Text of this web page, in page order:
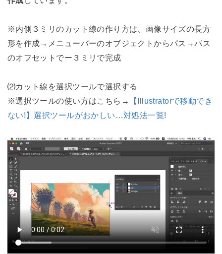
※内側３ミリのカット線の作り方は、画像サイズの長方
形を作成→メニューバーのオブジェクトからパス→パス
のオフセットでー３ミリで完成
⑵カット線を選択ツールで選択する
※選択ツールの使い方はこちら→
【Illustratorで移動でき
ない!】選択ツールがおかしい…対処法一覧!